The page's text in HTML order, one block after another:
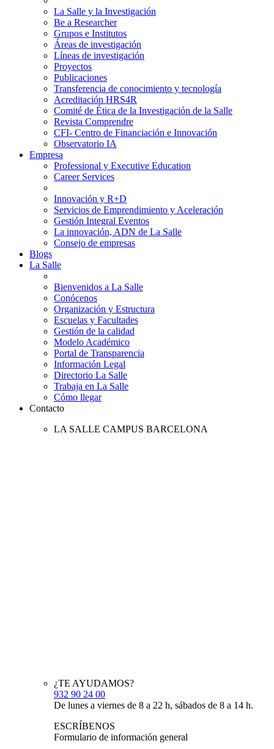
La Salle y la Investigación
Be a Researcher
Grupos e Institutos
Áreas de investigación
Líneas de investigación
Proyectos
Publicaciones
Transferencia de conocimiento y tecnología
Acreditación HRS4R
Comité de Ética de la Investigación de la Salle
Revista Comprendre
CFI- Centro de Financiación e Innovación
Observatorio IA
Empresa
Professional y Executive Education
Career Services
Innovación y R+D
Servicios de Emprendimiento y Aceleración
Gestión Integral Eventos
La innovación, ADN de La Salle
Consejo de empresas
Blogs
La Salle
Bienvenidos a La Salle
Conócenos
Organización y Estructura
Escuelas y Facultades
Gestión de la calidad
Modelo Académico
Portal de Transparencia
Información Legal
Directorio La Salle
Trabaja en La Salle
Cómo llegar
Contacto
LA SALLE CAMPUS BARCELONA
¿TE AYUDAMOS?
932 90 24 00
De lunes a viernes de 8 a 22 h, sábados de 8 a 14 h.
ESCRÍBENOS
Formulario de información general